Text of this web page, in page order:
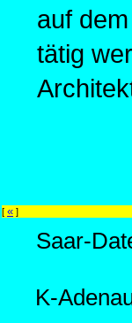
auf
tätig
[ « ]
Saar-
K-